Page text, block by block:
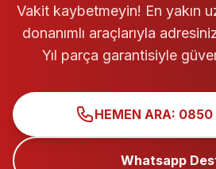
Vakit kaybetmeyin! En yakın
donanımlı araçlarıyla
Yıl parça garantisiyle
HEMEN ARA:
Whatsapp